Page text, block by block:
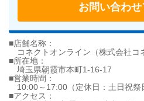
お問い合わ
■店舗名称：
コネクトオンライン（株式会社コ
■所在地：
埼玉県朝霞市本町1-16-17
■営業時間：
10:00～17:00（定休日：土日祝祭
■アクセス：